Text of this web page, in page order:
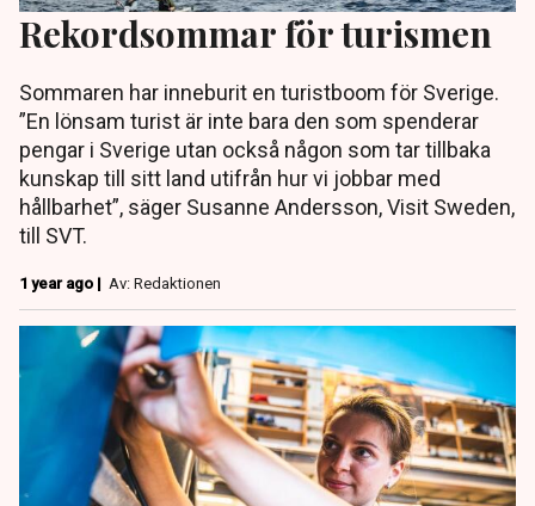
Rekordsommar för turismen
Sommaren har inneburit en turistboom för Sverige.
”En lönsam turist är inte bara den som spenderar
pengar i Sverige utan också någon som tar tillbaka
kunskap till sitt land utifrån hur vi jobbar med
hållbarhet”, säger Susanne Andersson, Visit Sweden,
till SVT.
1 year ago | Av: Redaktionen